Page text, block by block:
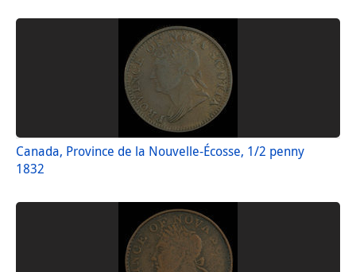
Canada, Province de la Nouvelle-Écosse, 1/2 penny
1832